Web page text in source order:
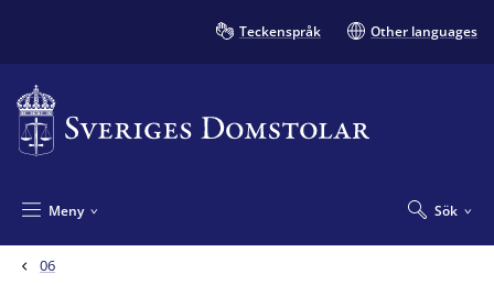
Teckenspråk Other languages
Sök
Meny
06